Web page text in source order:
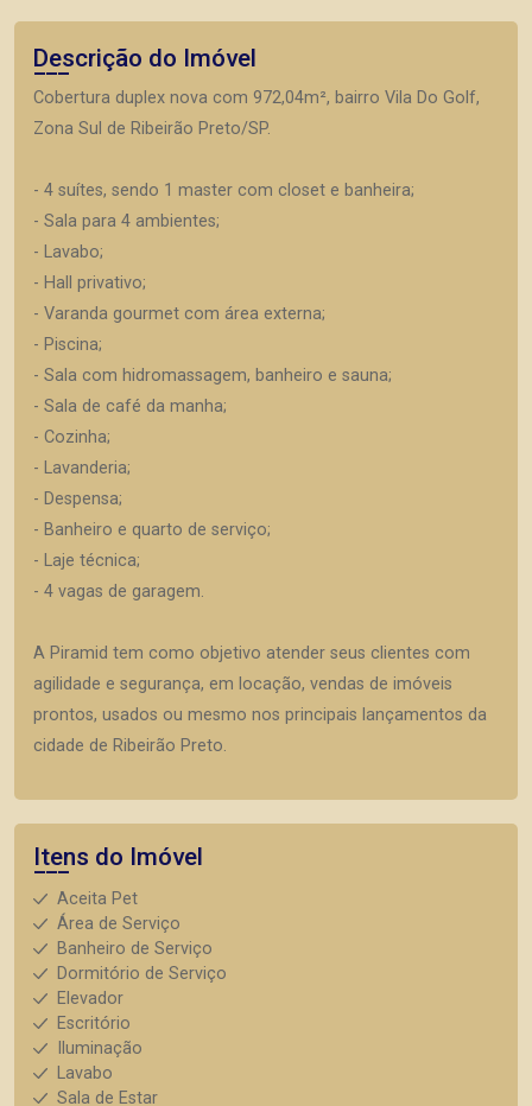
Descrição do Imóvel
Cobertura duplex nova com 972,04m², bairro Vila Do Golf,
Zona Sul de Ribeirão Preto/SP.
- 4 suítes, sendo 1 master com closet e banheira;
- Sala para 4 ambientes;
- Lavabo;
- Hall privativo;
- Varanda gourmet com área externa;
- Piscina;
- Sala com hidromassagem, banheiro e sauna;
- Sala de café da manha;
- Cozinha;
- Lavanderia;
- Despensa;
- Banheiro e quarto de serviço;
- Laje técnica;
- 4 vagas de garagem.
A Piramid tem como objetivo atender seus clientes com
agilidade e segurança, em locação, vendas de imóveis
prontos, usados ou mesmo nos principais lançamentos da
cidade de Ribeirão Preto.
Itens do Imóvel
Aceita Pet
Área de Serviço
Banheiro de Serviço
Dormitório de Serviço
Elevador
Escritório
Iluminação
Lavabo
Sala de Estar